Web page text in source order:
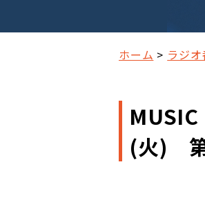
ホーム ラジオ
(火)